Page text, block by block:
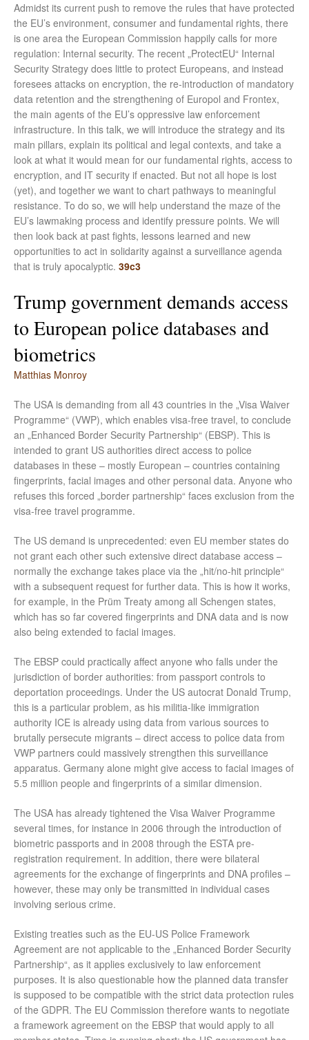
Admidst its current push to remove the rules that have protected
the EU’s environment, consumer and fundamental rights, there
is one area the European Commission happily calls for more
regulation: Internal security. The recent „ProtectEU“ Internal
Security Strategy does little to protect Europeans, and instead
foresees attacks on encryption, the re-introduction of mandatory
data retention and the strengthening of Europol and Frontex,
the main agents of the EU’s oppressive law enforcement
infrastructure. In this talk, we will introduce the strategy and its
main pillars, explain its political and legal contexts, and take a
look at what it would mean for our fundamental rights, access to
encryption, and IT security if enacted. But not all hope is lost
(yet), and together we want to chart pathways to meaningful
resistance. To do so, we will help understand the maze of the
EU’s lawmaking process and identify pressure points. We will
then look back at past fights, lessons learned and new
opportunities to act in solidarity against a surveillance agenda
that is truly apocalyptic. 39c3
Trump government demands access
to European police databases and
biometrics
Matthias Monroy
The USA is demanding from all 43 countries in the „Visa Waiver
Programme“ (VWP), which enables visa-free travel, to conclude
an „Enhanced Border Security Partnership“ (EBSP). This is
intended to grant US authorities direct access to police
databases in these – mostly European – countries containing
fingerprints, facial images and other personal data. Anyone who
refuses this forced „border partnership“ faces exclusion from the
visa-free travel programme.
The US demand is unprecedented: even EU member states do
not grant each other such extensive direct database access –
normally the exchange takes place via the „hit/no-hit principle“
with a subsequent request for further data. This is how it works,
for example, in the Prüm Treaty among all Schengen states,
which has so far covered fingerprints and DNA data and is now
also being extended to facial images.
The EBSP could practically affect anyone who falls under the
jurisdiction of border authorities: from passport controls to
deportation proceedings. Under the US autocrat Donald Trump,
this is a particular problem, as his militia-like immigration
authority ICE is already using data from various sources to
brutally persecute migrants – direct access to police data from
VWP partners could massively strengthen this surveillance
apparatus. Germany alone might give access to facial images of
5.5 million people and fingerprints of a similar dimension.
The USA has already tightened the Visa Waiver Programme
several times, for instance in 2006 through the introduction of
biometric passports and in 2008 through the ESTA pre-
registration requirement. In addition, there were bilateral
agreements for the exchange of fingerprints and DNA profiles –
however, these may only be transmitted in individual cases
involving serious crime.
Existing treaties such as the EU-US Police Framework
Agreement are not applicable to the „Enhanced Border Security
Partnership“, as it applies exclusively to law enforcement
purposes. It is also questionable how the planned data transfer
is supposed to be compatible with the strict data protection rules
of the GDPR. The EU Commission therefore wants to negotiate
a framework agreement on the EBSP that would apply to all